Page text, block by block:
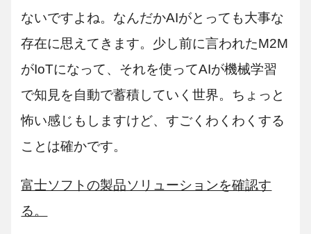
ないですよね。なんだかAIがとっても大事な
存在に思えてきます。少し前に言われたM2M
がIoTになって、それを使ってAIが機械学習
で知見を自動で蓄積していく世界。ちょっと
怖い感じもしますけど、すごくわくわくする
ことは確かです。
富士ソフトの製品ソリューションを確認す
る。